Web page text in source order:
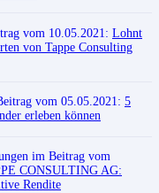
vom 10.05.2021: Lohnt
von Tappe Consulting
vom 05.05.2021: 5
erleben können
im Beitrag vom
CONSULTING AG:
Rendite